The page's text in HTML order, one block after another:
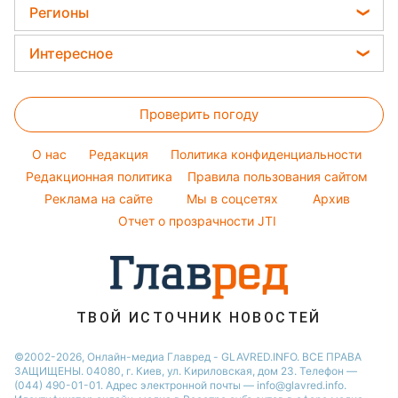
Ани Лорак
Кейт Миддлтон
Алла Пугачева
Максим Галкин
Настя Каменских
Виталий Козловский
Потап
София Ротару
Комнатные растения
Все о сале
Окрашивание волос
Красивый маникюр
Модные ошибки
Новости моды
Советы от Андре Тана
Женские стрижки
Регионы
Новости Харькова
Новости Львова
Новости Полтавы
Новости Днепра
Новости Сум
Новости Тернополя
Новости Черкассы
Новости Одессы
Интересное
Тесты по картинке
Оптические иллюзии
Народные приметы
Все о шоу-бизнесе
Проверить погоду
O нас Редакция
Политика конфиденциальности
Редакционная политика
Правила пользования сайтом
Реклама на сайте
Мы в соцсетях
Архив
Отчет о прозрачности JTI
ТВОЙ ИСТОЧНИК НОВОСТЕЙ
©2002-2026, Онлайн-медиа Главред - GLAVRED.INFO. ВСЕ ПРАВА
ЗАЩИЩЕНЫ. 04080, г. Киев, ул. Кириловская, дом 23. Телефон —
(044) 490-01-01. Адрес электронной почты — info@glavred.info.